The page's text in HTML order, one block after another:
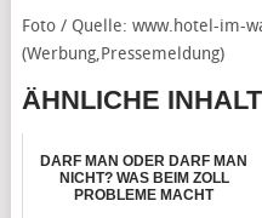
Foto / Quelle: www.hotel-im-
(Werbung,Pressemeldung)
ÄHNLICHE
DARF MAN ODER DARF MAN
NICHT? WAS BEIM ZOLL
PROBLEME MACHT